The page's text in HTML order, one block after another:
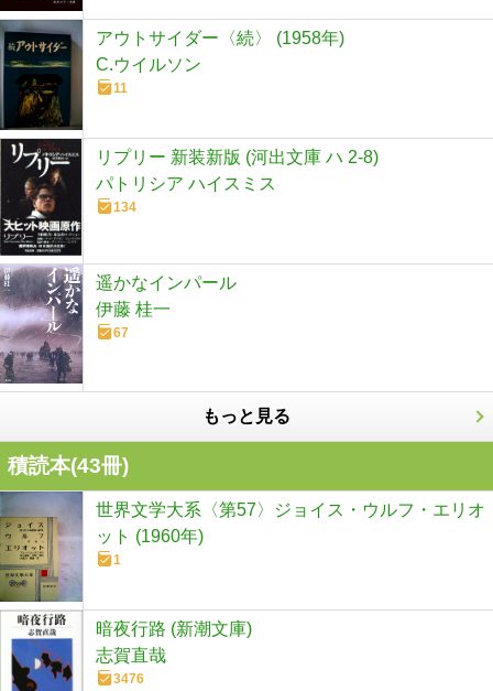
アウトサイダー〈続〉 (1958年)
C.ウイルソン
11
リプリー 新装新版 (河出文庫 ハ 2-8)
パトリシア ハイスミス
134
遥かなインパール
伊藤 桂一
67
もっと見る
積読本(43冊)
世界文学大系〈第57〉ジョイス・ウルフ・エリオ
ット (1960年)
1
暗夜行路 (新潮文庫)
志賀直哉
3476